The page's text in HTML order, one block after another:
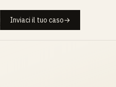
Inviaci il tuo caso→